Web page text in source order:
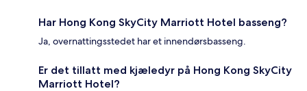
Har Hong Kong SkyCity Marriott Hotel basseng?
Ja, overnattingsstedet har et innendørsbasseng.
Er det tillatt med kjæledyr på Hong Kong SkyCity
Marriott Hotel?